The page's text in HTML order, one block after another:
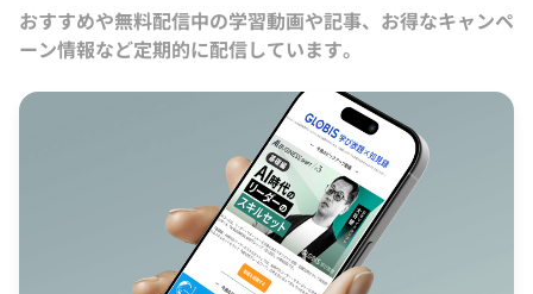
おすすめや無料配信中の学習動画や記事、お得なキャンペ
ーン情報など定期的に配信しています。